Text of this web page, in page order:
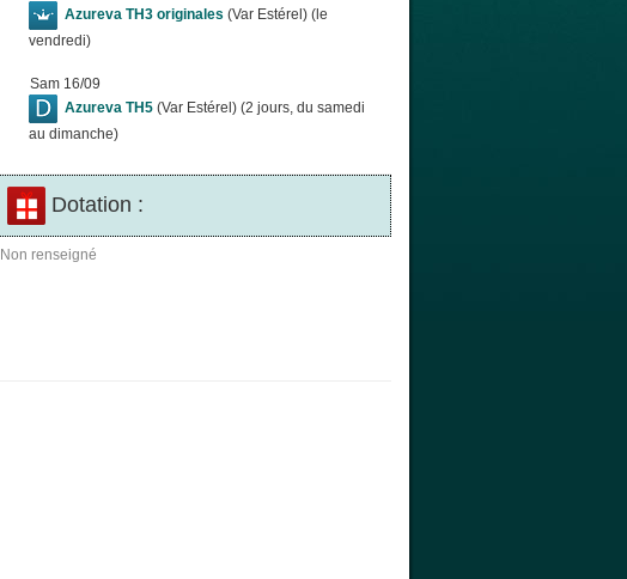
Azureva TH3 originales (Var Estérel) (le
vendredi)
Sam 16/09
Azureva TH5 (Var Estérel) (2 jours, du samedi
au dimanche)
Dotation :
Non renseigné